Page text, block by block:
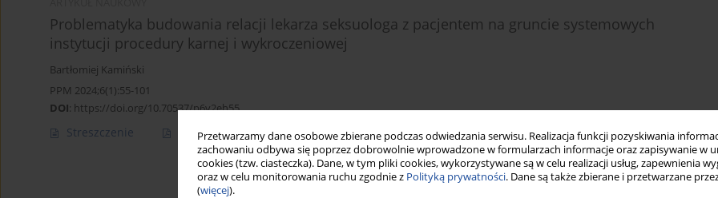
Przetwarzamy dane osobowe zbierane podczas odwiedzania serwisu. Realizacja funkcji pozyskiwania
zachowaniu odbywa się poprzez dobrowolnie wprowadzone w formularzach informacje oraz zapisywanie w
cookies (tzw. ciasteczka). Dane, w tym pliki cookies, wykorzystywane są w celu realizacji usług, zapewnienia
oraz w celu monitorowania ruchu zgodnie z Polityką prywatności. Dane są także zbierane i przetwarzane
(więcej).
Problematyka budowania relacji lekarza seksuologa z pacjentem na gruncie systemowych
instytucji procedury karnej i wykroczeniowej
Bartłomiej Kamiński
PPM 2024;6(1):55-101
DOI: https://doi.org/10.70537/p6v2eh55
Streszczenie Artykuł(PDF) Statystyki